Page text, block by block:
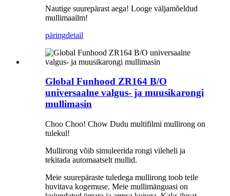
Nautige suurepärast aega! Looge väljamõeldud
mullimaailm!
päringdetail
Global Funhood ZR164 B/O
universaalne valgus- ja muusikarongi
mullimasin
Choo Choo! Chow Dudu multifilmi mullirong on
tulekul!
Mullirong võib simuleerida rongi vileheli ja
tekitada automaatselt mullid.
Meie suurepäraste tuledega mullirong toob teile
huvitava kogemuse. Meie mullimänguasi on